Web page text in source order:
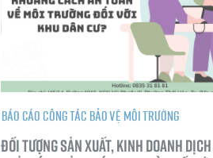
Báo cáo công tác bảo vệ môi trường
Đối tượng sản xuất, kinh doanh